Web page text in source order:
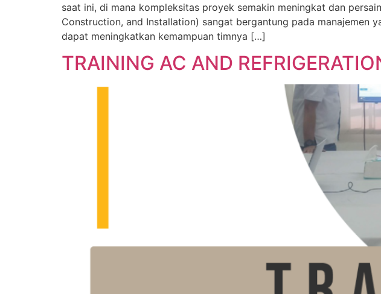
saat ini, di mana kompleksitas proyek semakin meningkat dan
Construction, and Installation) sangat bergantung pada manajemen
dapat meningkatkan kemampuan timnya […]
TRAINING AC AND